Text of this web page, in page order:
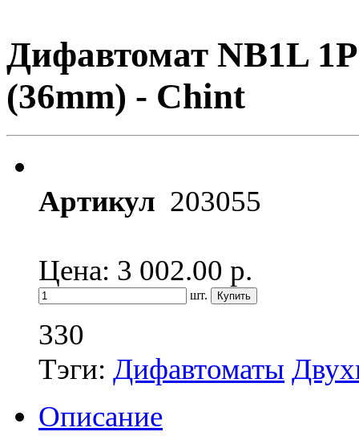
Дифавтомат NB1L
(36mm) - Chint
Артикул 203055
Цена: 3 002.00 р.
шт.
330
Тэги: Дифавтоматы
Описание